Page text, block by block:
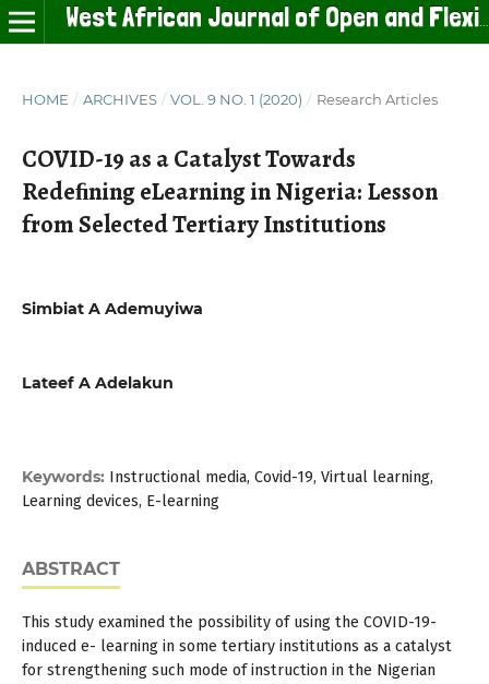
HOME / ARCHIVES / VOL. 9 NO. 1 (2020) / Research Articles
COVID-19 as a Catalyst Towards
Redeﬁning eLearning in Nigeria: Lesson
from Selected Tertiary Institutions
Simbiat A Ademuyiwa
Lateef A Adelakun
Keywords: Instructional media, Covid-19, Virtual learning,
Learning devices, E-learning
ABSTRACT
This study examined the possibility of using the COVID-19-
induced e- learning in some tertiary institutions as a catalyst
for strengthening such mode of instruction in the Nigerian